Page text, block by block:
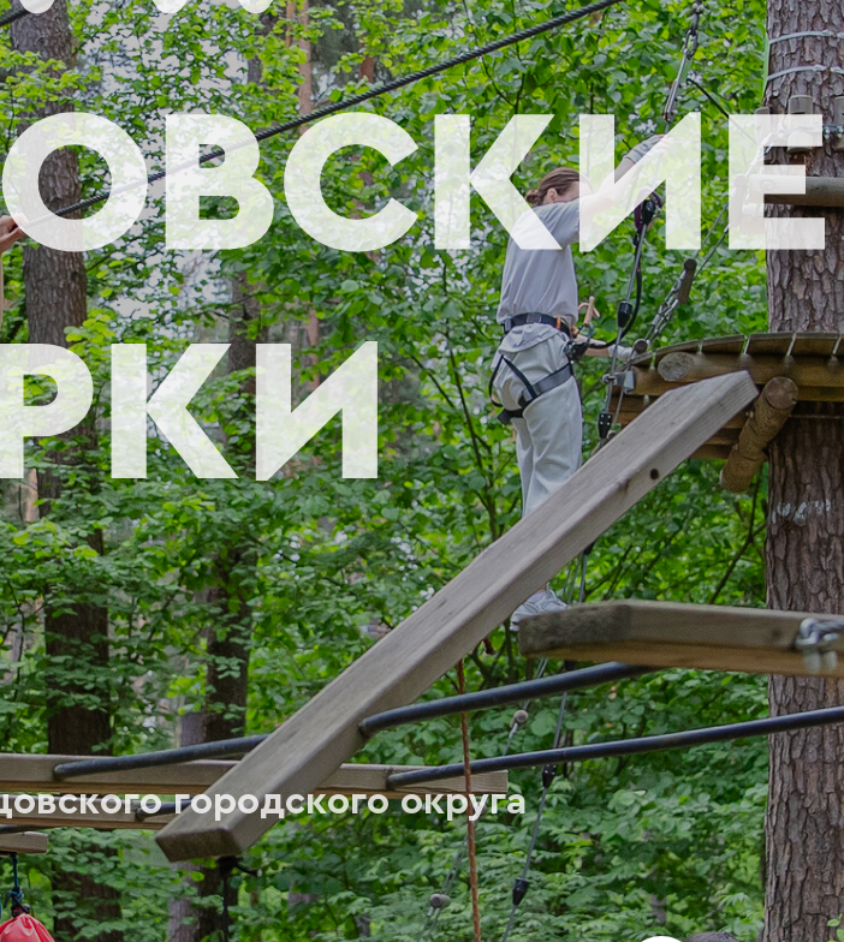
городского округа